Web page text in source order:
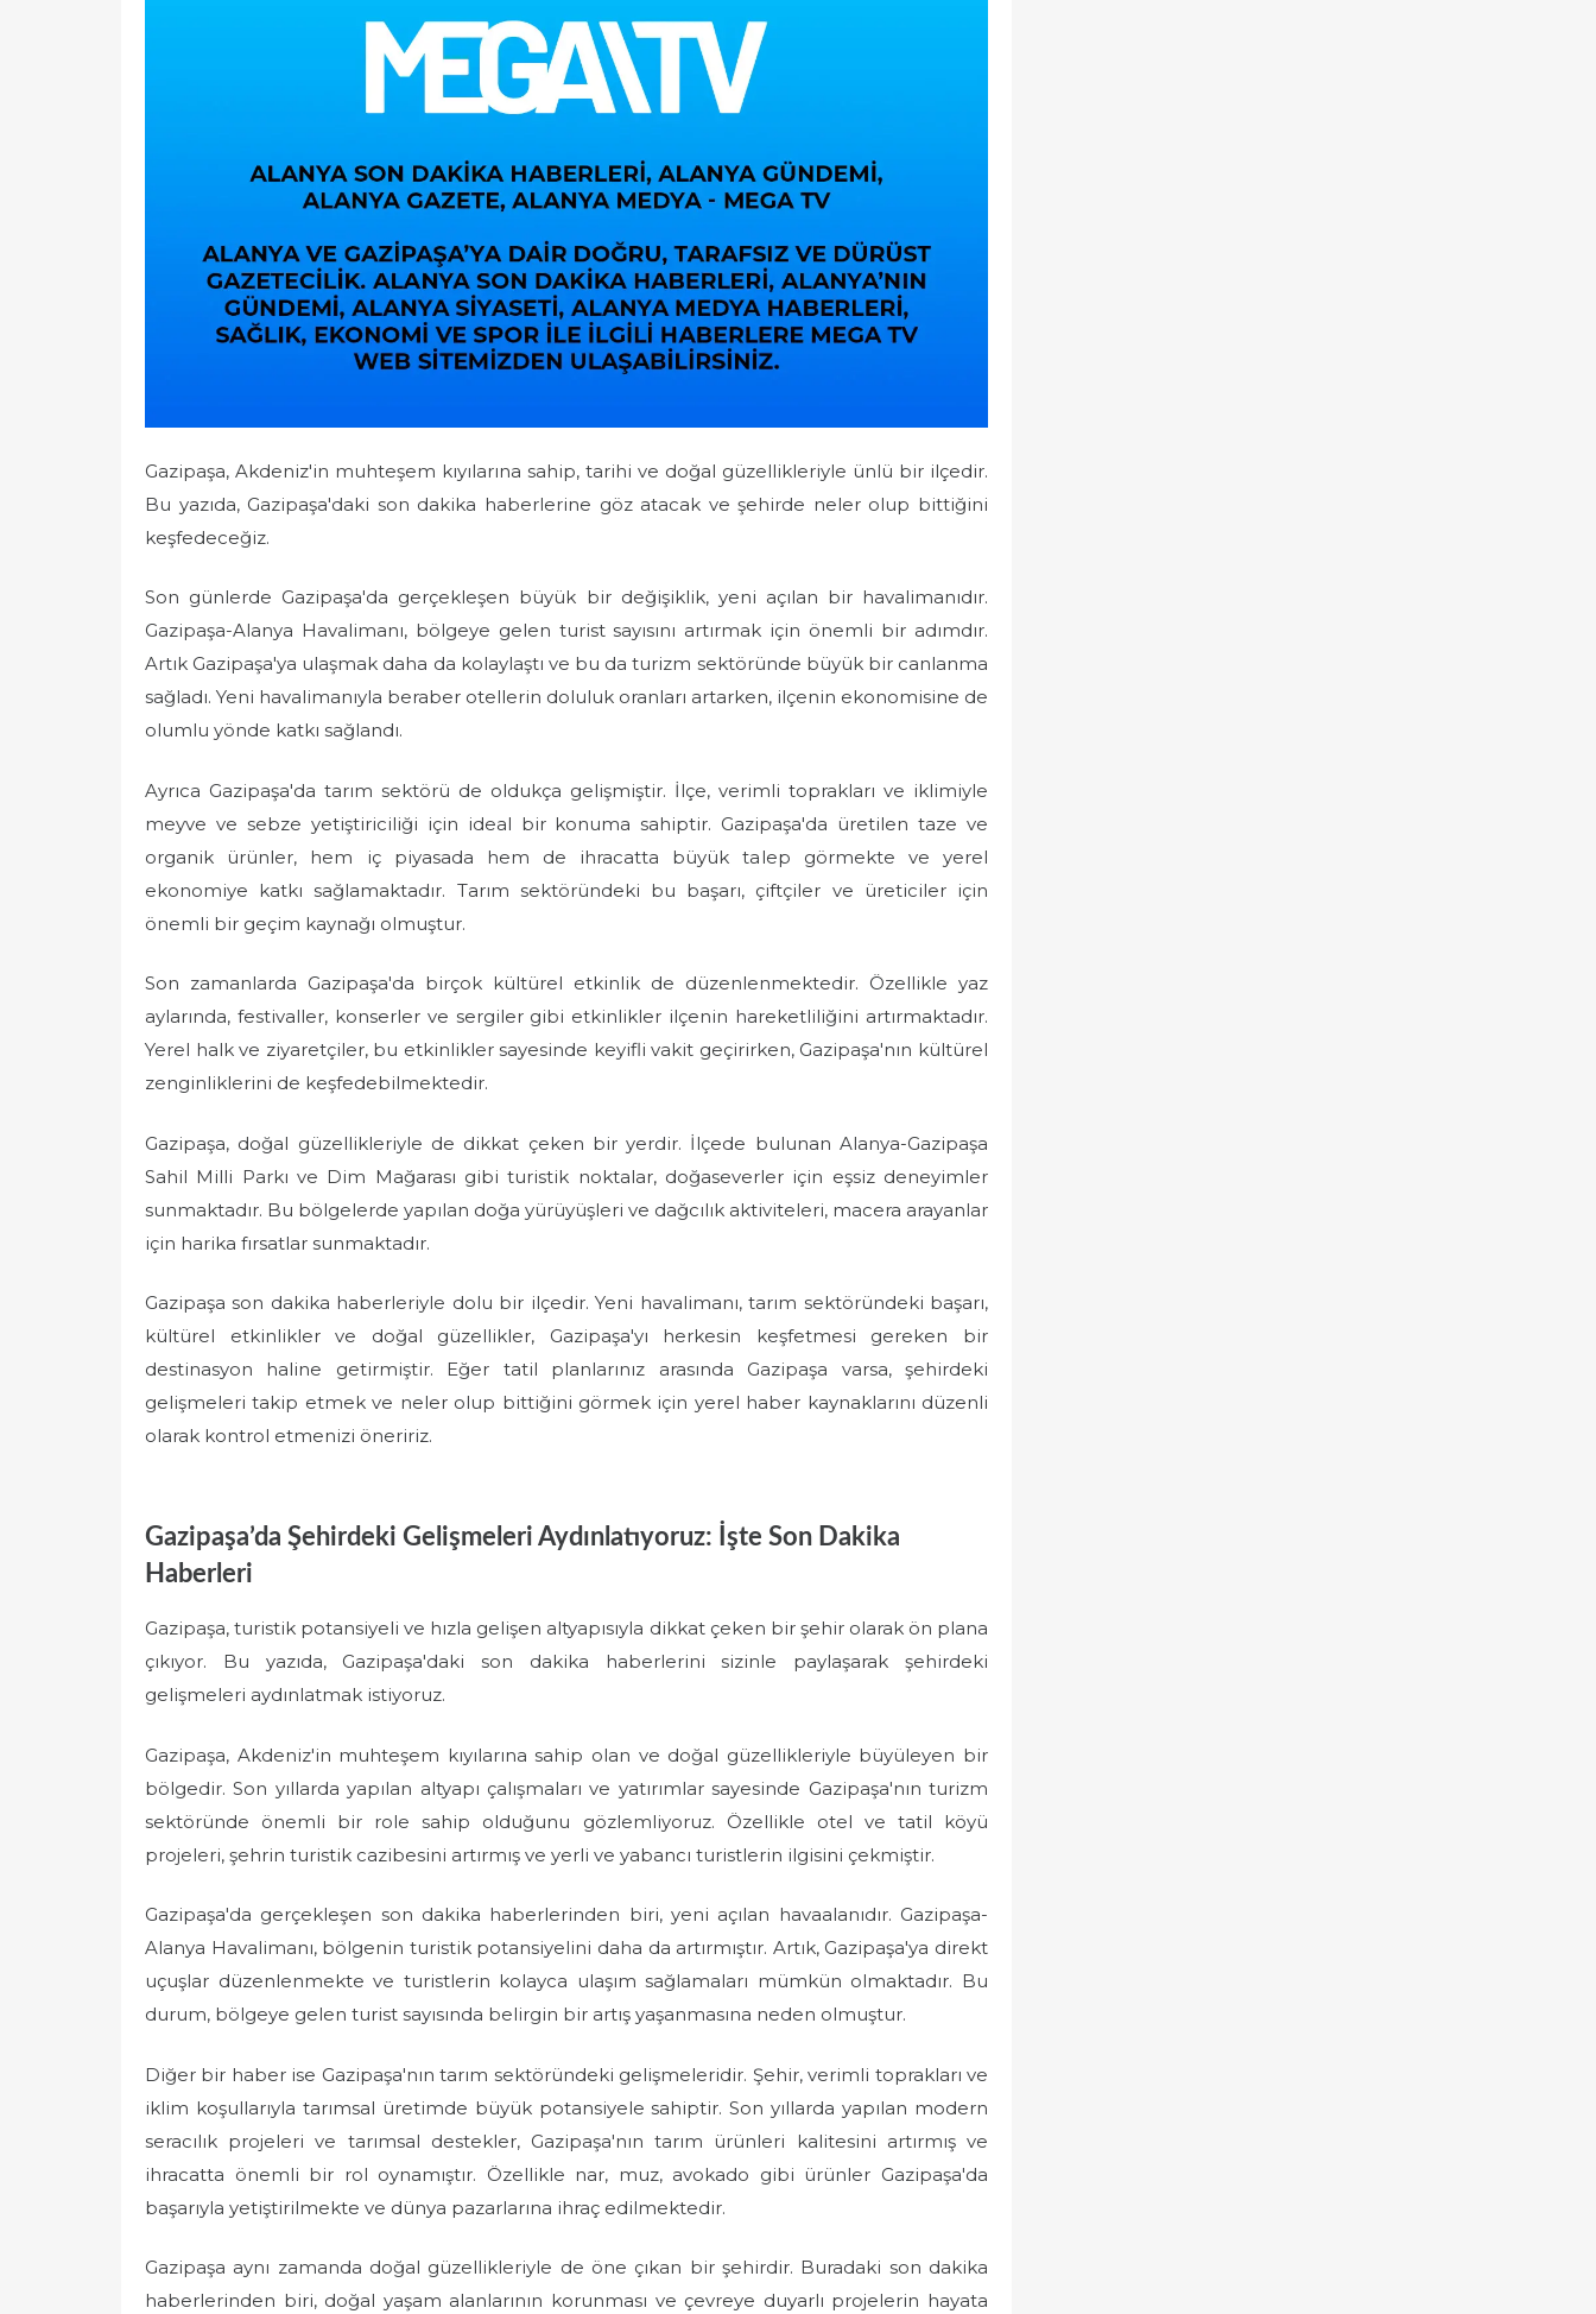
Gazipaşa, Akdeniz'in muhteşem kıyılarına sahip, tarihi ve doğal güzellikleriyle ünlü bir ilçedir.
Bu yazıda, Gazipaşa'daki son dakika haberlerine göz atacak ve şehirde neler olup bittiğini
keşfedeceğiz.
Son günlerde Gazipaşa'da gerçekleşen büyük bir değişiklik, yeni açılan bir havalimanıdır.
Gazipaşa-Alanya Havalimanı, bölgeye gelen turist sayısını artırmak için önemli bir adımdır.
Artık Gazipaşa'ya ulaşmak daha da kolaylaştı ve bu da turizm sektöründe büyük bir canlanma
sağladı. Yeni havalimanıyla beraber otellerin doluluk oranları artarken, ilçenin ekonomisine de
olumlu yönde katkı sağlandı.
Ayrıca Gazipaşa'da tarım sektörü de oldukça gelişmiştir. İlçe, verimli toprakları ve iklimiyle
meyve ve sebze yetiştiriciliği için ideal bir konuma sahiptir. Gazipaşa'da üretilen taze ve
organik ürünler, hem iç piyasada hem de ihracatta büyük talep görmekte ve yerel
ekonomiye katkı sağlamaktadır. Tarım sektöründeki bu başarı, çiftçiler ve üreticiler için
önemli bir geçim kaynağı olmuştur.
Son zamanlarda Gazipaşa'da birçok kültürel etkinlik de düzenlenmektedir. Özellikle yaz
aylarında, festivaller, konserler ve sergiler gibi etkinlikler ilçenin hareketliliğini artırmaktadır.
Yerel halk ve ziyaretçiler, bu etkinlikler sayesinde keyifli vakit geçirirken, Gazipaşa'nın kültürel
zenginliklerini de keşfedebilmektedir.
Gazipaşa, doğal güzellikleriyle de dikkat çeken bir yerdir. İlçede bulunan Alanya-Gazipaşa
Sahil Milli Parkı ve Dim Mağarası gibi turistik noktalar, doğaseverler için eşsiz deneyimler
sunmaktadır. Bu bölgelerde yapılan doğa yürüyüşleri ve dağcılık aktiviteleri, macera arayanlar
için harika fırsatlar sunmaktadır.
Gazipaşa son dakika haberleriyle dolu bir ilçedir. Yeni havalimanı, tarım sektöründeki başarı,
kültürel etkinlikler ve doğal güzellikler, Gazipaşa'yı herkesin keşfetmesi gereken bir
destinasyon haline getirmiştir. Eğer tatil planlarınız arasında Gazipaşa varsa, şehirdeki
gelişmeleri takip etmek ve neler olup bittiğini görmek için yerel haber kaynaklarını düzenli
olarak kontrol etmenizi öneririz.
Gazipaşa’da Şehirdeki Gelişmeleri Aydınlatıyoruz: İşte Son Dakika
Haberleri
Gazipaşa, turistik potansiyeli ve hızla gelişen altyapısıyla dikkat çeken bir şehir olarak ön plana
çıkıyor. Bu yazıda, Gazipaşa'daki son dakika haberlerini sizinle paylaşarak şehirdeki
gelişmeleri aydınlatmak istiyoruz.
Gazipaşa, Akdeniz'in muhteşem kıyılarına sahip olan ve doğal güzellikleriyle büyüleyen bir
bölgedir. Son yıllarda yapılan altyapı çalışmaları ve yatırımlar sayesinde Gazipaşa'nın turizm
sektöründe önemli bir role sahip olduğunu gözlemliyoruz. Özellikle otel ve tatil köyü
projeleri, şehrin turistik cazibesini artırmış ve yerli ve yabancı turistlerin ilgisini çekmiştir.
Gazipaşa'da gerçekleşen son dakika haberlerinden biri, yeni açılan havaalanıdır. Gazipaşa-
Alanya Havalimanı, bölgenin turistik potansiyelini daha da artırmıştır. Artık, Gazipaşa'ya direkt
uçuşlar düzenlenmekte ve turistlerin kolayca ulaşım sağlamaları mümkün olmaktadır. Bu
durum, bölgeye gelen turist sayısında belirgin bir artış yaşanmasına neden olmuştur.
Diğer bir haber ise Gazipaşa'nın tarım sektöründeki gelişmeleridir. Şehir, verimli toprakları ve
iklim koşullarıyla tarımsal üretimde büyük potansiyele sahiptir. Son yıllarda yapılan modern
seracılık projeleri ve tarımsal destekler, Gazipaşa'nın tarım ürünleri kalitesini artırmış ve
ihracatta önemli bir rol oynamıştır. Özellikle nar, muz, avokado gibi ürünler Gazipaşa'da
başarıyla yetiştirilmekte ve dünya pazarlarına ihraç edilmektedir.
Gazipaşa aynı zamanda doğal güzellikleriyle de öne çıkan bir şehirdir. Buradaki son dakika
haberlerinden biri, doğal yaşam alanlarının korunması ve çevreye duyarlı projelerin hayata